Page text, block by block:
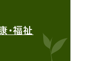
・福祉